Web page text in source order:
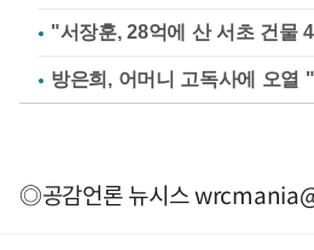
"서장훈, 28억에 산 서초 건물
방은희, 어머니 고독사에 오열
◎공감언론 뉴시스